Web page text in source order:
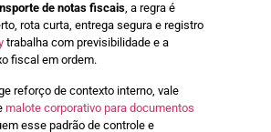
de notas fiscais, a regra é
rota curta, entrega segura e registro
trabalha com previsibilidade e a
fiscal em ordem.
reforço de contexto interno, vale
malote corporativo para documentos
esse padrão de controle e